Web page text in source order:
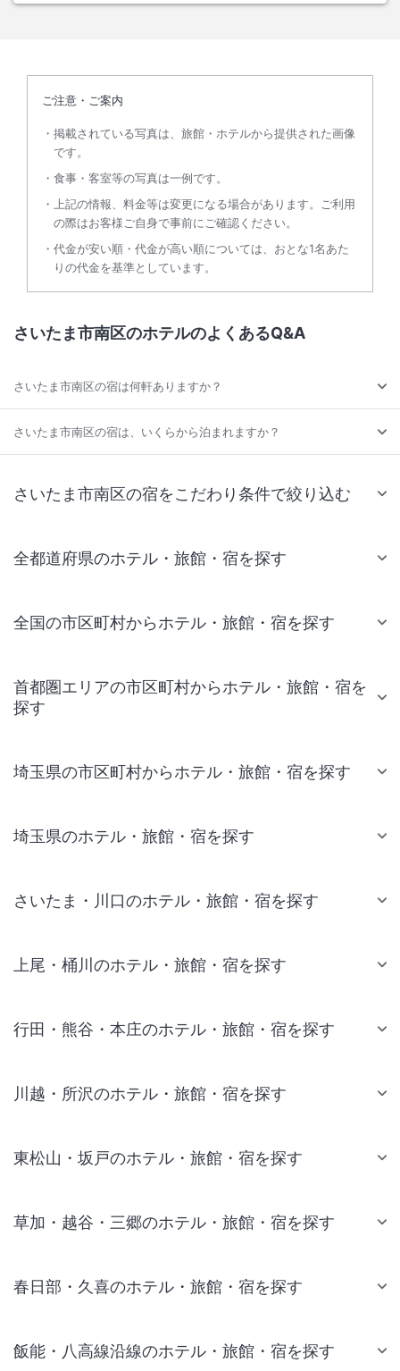
ご注意・ご案内
掲載されている写真は、旅館・ホテルから提供された画像
です。
食事・客室等の写真は一例です。
上記の情報、料金等は変更になる場合があります。ご利用
の際はお客様ご自身で事前にご確認ください。
代金が安い順・代金が高い順については、おとな1名あた
りの代金を基準としています。
さいたま市南区のホテルのよくあるQ&A
さいたま市南区の宿は何軒ありますか？
さいたま市南区の宿は、いくらから泊まれますか？
さいたま市南区の宿をこだわり条件で絞り込む
全都道府県のホテル・旅館・宿を探す
全国の市区町村からホテル・旅館・宿を探す
首都圏エリアの市区町村からホテル・旅館・宿を
探す
埼玉県の市区町村からホテル・旅館・宿を探す
埼玉県のホテル・旅館・宿を探す
さいたま・川口のホテル・旅館・宿を探す
上尾・桶川のホテル・旅館・宿を探す
行田・熊谷・本庄のホテル・旅館・宿を探す
川越・所沢のホテル・旅館・宿を探す
東松山・坂戸のホテル・旅館・宿を探す
草加・越谷・三郷のホテル・旅館・宿を探す
春日部・久喜のホテル・旅館・宿を探す
飯能・八高線沿線のホテル・旅館・宿を探す